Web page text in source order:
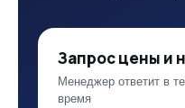
Запрос цены и
Менеджер ответит в
время